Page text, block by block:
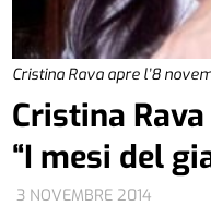
Cristina Rava apre l’8
3 NOVEMBRE 2014
Cristina
“I mesi del